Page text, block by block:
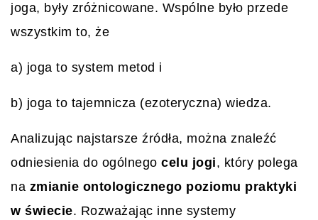
joga, były zróżnicowane. Wspólne było przede
wszystkim to, że
a) joga to system metod i
b) joga to tajemnicza (ezoteryczna) wiedza.
Analizując najstarsze źródła, można znaleźć
odniesienia do ogólnego celu jogi, który polega
na zmianie ontologicznego poziomu praktyki
w świecie. Rozważając inne systemy